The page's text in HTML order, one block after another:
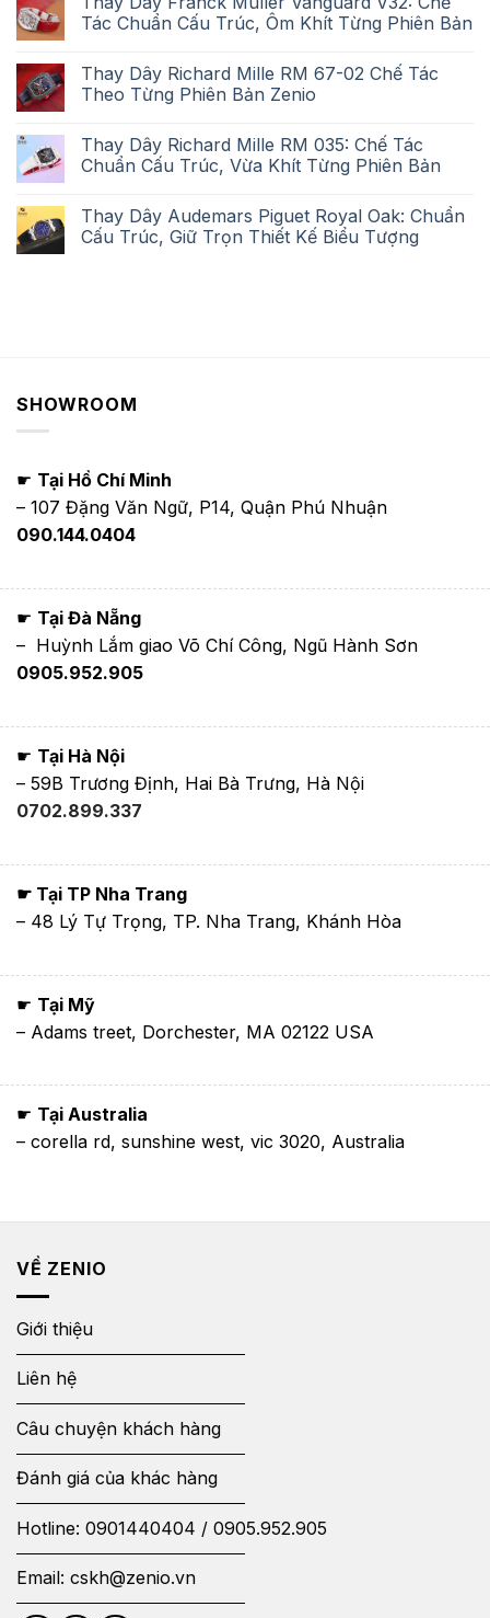
Tác Chuẩn Cấu Trúc, Ôm Khít Từng Phiên Bản
Thay Dây Richard Mille RM 67-02 Chế Tác
Theo Từng Phiên Bản Zenio
Thay Dây Richard Mille RM 035: Chế Tác
Chuẩn Cấu Trúc, Vừa Khít Từng Phiên Bản
Thay Dây Audemars Piguet Royal Oak: Chuẩn
Cấu Trúc, Giữ Trọn Thiết Kế Biểu Tượng
SHOWROOM
☛ Tại Hồ Chí Minh
– 107 Đặng Văn Ngữ, P14, Quận Phú Nhuận
090.144.0404
☛ Tại Đà Nẵng
– Huỳnh Lắm giao Võ Chí Công, Ngũ Hành Sơn
0905.952.905
☛ Tại Hà Nội
– 59B Trương Định, Hai Bà Trưng, Hà Nội
0702.899.337
☛ Tại TP Nha Trang
– 48 Lý Tự Trọng, TP. Nha Trang, Khánh Hòa
☛ Tại Mỹ
– Adams treet, Dorchester, MA 02122 USA
☛ Tại Australia
– corella rd, sunshine west, vic 3020, Australia
VỀ ZENIO
Giới thiệu
Liên hệ
Câu chuyện khách hàng
Đánh giá của khác hàng
Hotline: 0901440404 / 0905.952.905
Email: cskh@zenio.vn